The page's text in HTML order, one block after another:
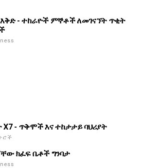
እቅድ - ተከራዮች ምኞቶች ለመገናኘት ጥቂት
- ጥቅሞች እና ተከታታይ ባህሪያት
ክፈፍ ቤቶች ግንባታ